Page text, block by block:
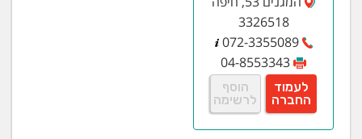
3326518
072-3355089
04-8553343
לעמוד
החברה
הוסף
לרשימה